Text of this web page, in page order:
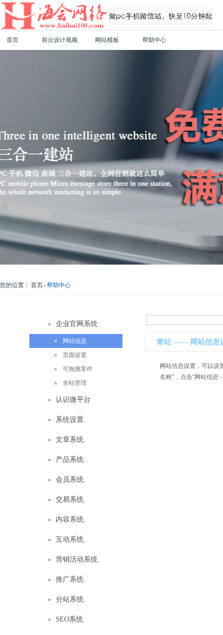
首页 前台设计视频 网站模板 帮助中心
您的位置： 首页-帮助中心
企业官网系统
网站信息
页面设置
可拖拽零件
全站管理
认识微平台
系统设置.
文章系统.
产品系统.
会员系统.
交易系统.
内容系统.
互动系统.
营销活动系统.
推广系统.
分站系统.
SEO系统.
青站 —— 网站信息
网站信息设置，可以设
名称”，点击“网站信息